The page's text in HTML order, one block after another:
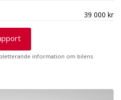
39 000 kr
information om bilens